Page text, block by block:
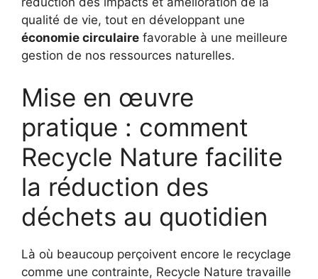
qualité de vie, tout en développant une
économie circulaire favorable à une meilleure
gestion de nos ressources naturelles.
Mise en œuvre
pratique : comment
Recycle Nature facilite
la réduction des
déchets au quotidien
Là où beaucoup perçoivent encore le recyclage
comme une contrainte, Recycle Nature travaille